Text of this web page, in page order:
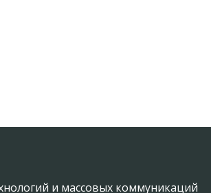
и массовых коммуникаций